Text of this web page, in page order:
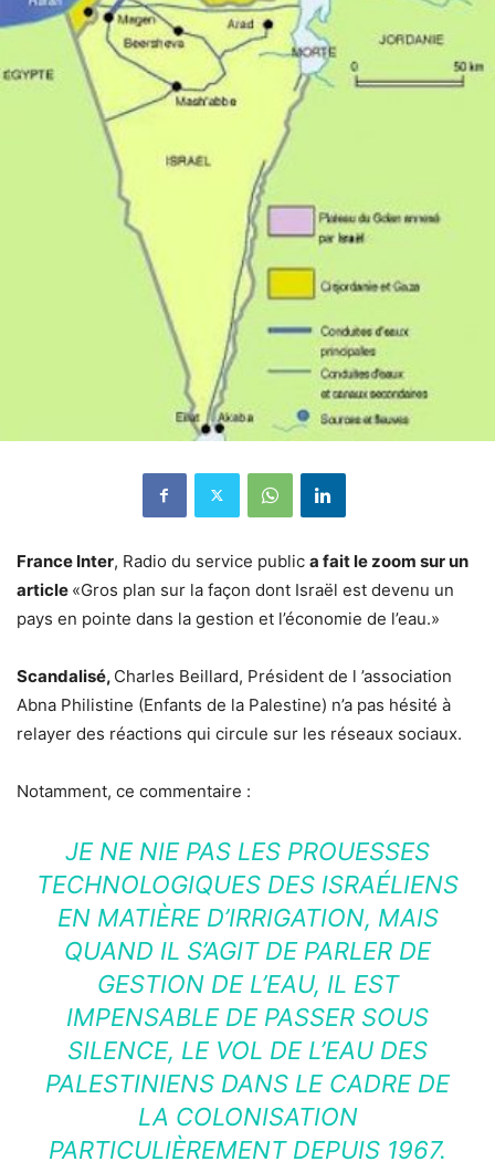
France Inter, Radio du service public a fait le zoom sur un
article «Gros plan sur la façon dont Israël est devenu un
pays en pointe dans la gestion et l’économie de l’eau.»
Scandalisé, Charles Beillard, Président de l ’association
Abna Philistine (Enfants de la Palestine) n’a pas hésité à
relayer des réactions qui circule sur les réseaux sociaux.
Notamment, ce commentaire :
JE NE NIE PAS LES PROUESSES
TECHNOLOGIQUES DES ISRAÉLIENS
EN MATIÈRE D’IRRIGATION, MAIS
QUAND IL S’AGIT DE PARLER DE
GESTION DE L’EAU, IL EST
IMPENSABLE DE PASSER SOUS
SILENCE, LE VOL DE L’EAU DES
PALESTINIENS DANS LE CADRE DE
LA COLONISATION
PARTICULIÈREMENT DEPUIS 1967.